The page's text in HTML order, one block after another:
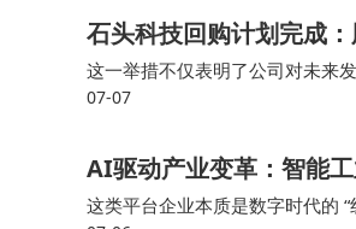
石头科技回购计划完成
这一举措不仅表明了公司对未来
购计划的积极反应，也显示出投
07-07
AI驱动产业变革：智能
这类平台企业本质是数字时代的